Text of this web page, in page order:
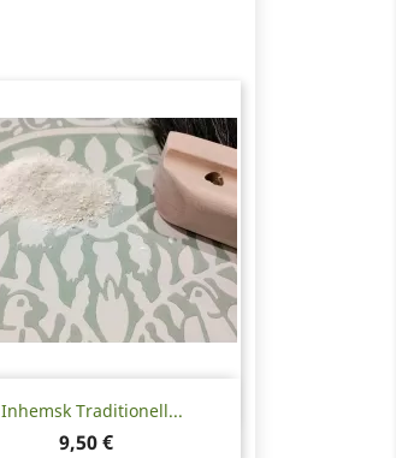
Inhemsk Traditionell...
Pris
9,50 €
Snabbvy